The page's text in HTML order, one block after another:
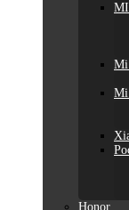
Mi
Honor